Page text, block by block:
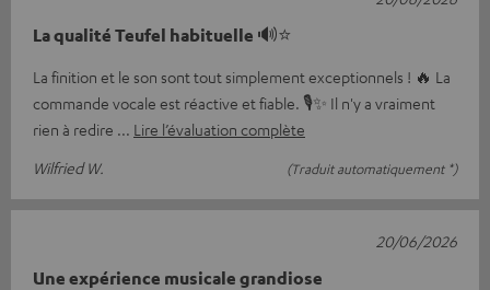
La qualité Teufel habituelle 🔊⭐
La finition et le son sont tout simplement exceptionnels ! 🔥 La
commande vocale est réactive et fiable. 🎙️✨ Il n'y a vraiment
rien à redire
Lire l’évaluation complète
Wilfried W.
(Traduit automatiquement *)
Une expérience musicale grandiose
20/06/2026